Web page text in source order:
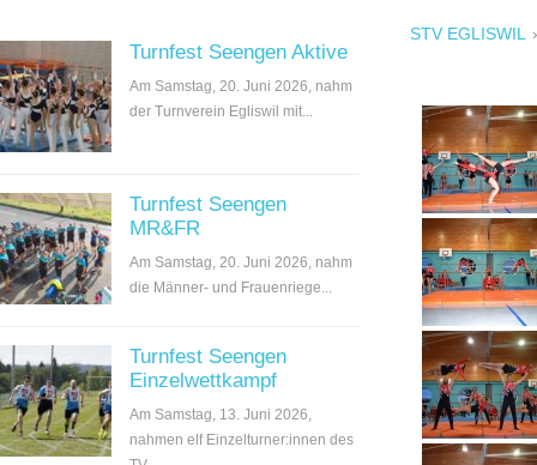
Turnfest Seengen Aktive
Am Samstag, 20. Juni 2026, nahm
der Turnverein Egliswil mit...
Turnfest Seengen
MR&FR
Am Samstag, 20. Juni 2026, nahm
die Männer- und Frauenriege...
Turnfest Seengen
Einzelwettkampf
Am Samstag, 13. Juni 2026,
nahmen elf Einzelturner:innen des
STV EGLISWIL